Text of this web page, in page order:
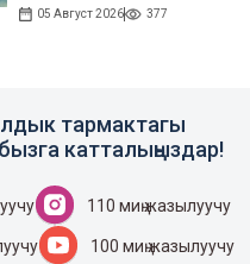
ыраазычылык билдирет
09 Август 2026
Чексиз 5G: Beeline эл аралык
роумингде жаңы муундагы
байланышты тартуулайт